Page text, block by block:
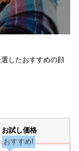
したおすすめの顔
お試し価格
おすすめ!